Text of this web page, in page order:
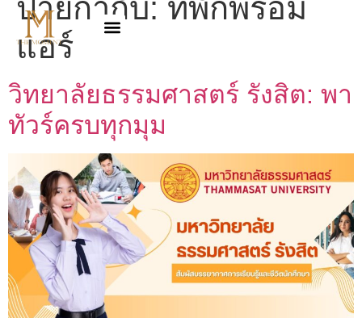
ป้ายกำกับ: ที่พักพร้อม
แอร์
วิทยาลัยธรรมศาสตร์ รังสิต: พา
ทัวร์ครบทุกมุม